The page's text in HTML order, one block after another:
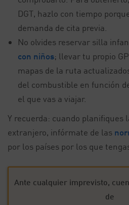
DGT, hazlo con tiempo
demanda de cita previa.
No olvides reservar silla
con niños; llevar tu propio
mapas de la ruta
del combustible en función
el que vas a viajar.
Y recuerda: cuando planifiques
extranjero, infórmate de las
por los países por los que
Ante cualquier imprevisto,
de